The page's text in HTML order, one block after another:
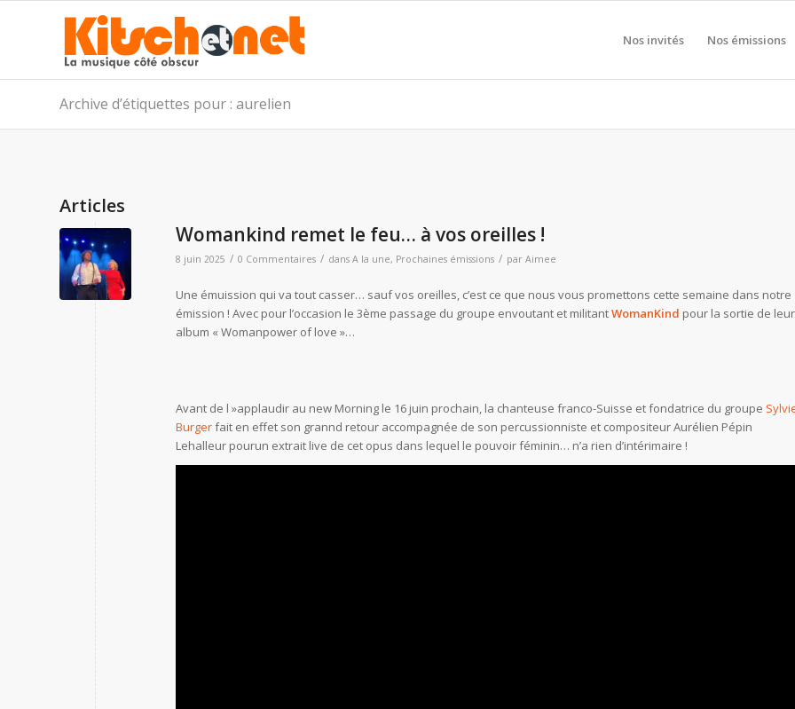
Nos invités Nos émissions
Archive d’étiquettes pour : aurelien
Articles
Womankind remet le feu… à vos oreilles !
8 juin 2025 / 0 Commentaires / dans A la une, Prochaines émissions / par Aimee
Une émuission qui va tout casser… sauf vos oreilles, c’est ce que nous vous promettons cette semaine dans notre
émission ! Avec pour l’occasion le 3ème passage du groupe envoutant et militantWomanKind pour la sortie de leur
album « Womanpower of love »…
Avant de l »applaudir au new Morning le 16 juin prochain, la chanteuse franco-Suisse et fondatrice du groupe
Burgerfait en effet son grannd retour accompagnée de son percussionniste et compositeur Aurélien Pépin
Lehalleur pourun extrait live de cet opus dans lequel le pouvoir féminin… n’a rien d’intérimaire !